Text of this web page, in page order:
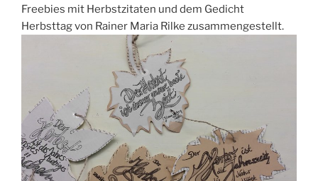
Freebies mit Herbstzitaten und dem Gedicht
Herbsttag von Rainer Maria Rilke zusammengestellt.